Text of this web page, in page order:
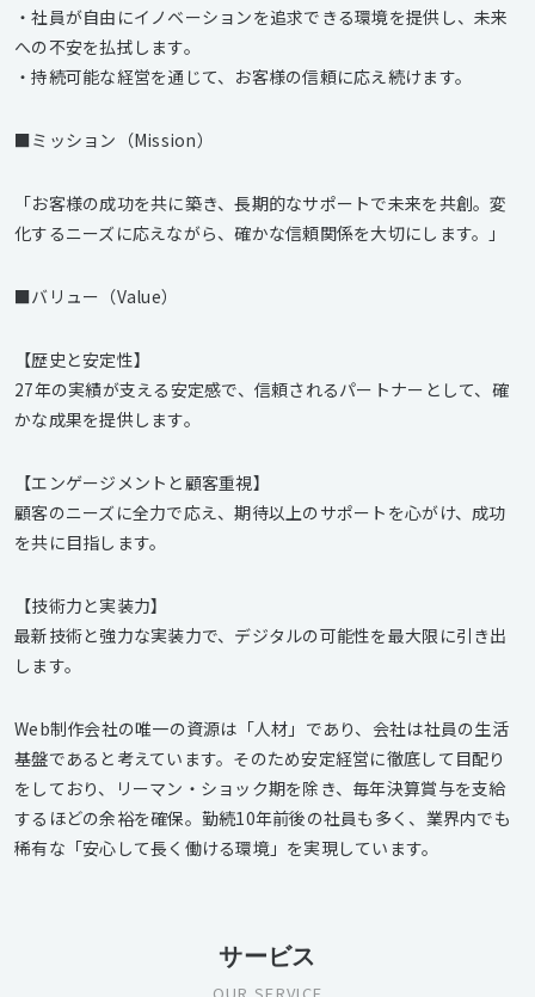
・社員が自由にイノベーションを追求できる環境を提供し、未来
への不安を払拭します。
・持続可能な経営を通じて、お客様の信頼に応え続けます。
■ミッション（Mission）
「お客様の成功を共に築き、長期的なサポートで未来を共創。変
化するニーズに応えながら、確かな信頼関係を大切にします。」
■バリュー（Value）
【歴史と安定性】
27年の実績が支える安定感で、信頼されるパートナーとして、確
かな成果を提供します。
【エンゲージメントと顧客重視】
顧客のニーズに全力で応え、期待以上のサポートを心がけ、成功
を共に目指します。
【技術力と実装力】
最新技術と強力な実装力で、デジタルの可能性を最大限に引き出
します。
Web制作会社の唯一の資源は「人材」であり、会社は社員の生活
基盤であると考えています。そのため安定経営に徹底して目配り
をしており、リーマン・ショック期を除き、毎年決算賞与を支給
するほどの余裕を確保。勤続10年前後の社員も多く、業界内でも
稀有な「安心して長く働ける環境」を実現しています。
サービス
OUR SERVICE